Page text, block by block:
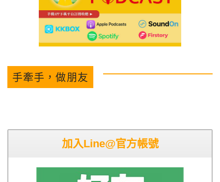
手牽手，做朋友
加入Line@官方帳號